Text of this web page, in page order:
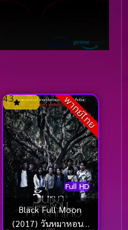
พากย์ไทย
Full HD
4.3
Black Full Moon
(2017) วันหมาหอนที่